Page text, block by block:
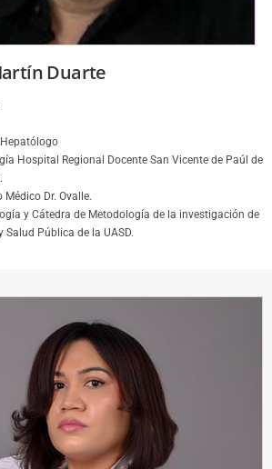
Duarte
Hospital Regional Docente San Vicente de Paúl de
Médico Dr. Ovalle.
y Cátedra de Metodología de la investigación de
Salud Pública de la UASD.